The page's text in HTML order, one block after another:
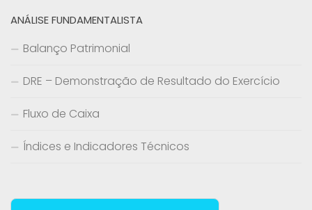
ANÁLISE FUNDAMENTALISTA
Balanço Patrimonial
DRE – Demonstração de Resultado do Exercício
Fluxo de Caixa
Índices e Indicadores Técnicos